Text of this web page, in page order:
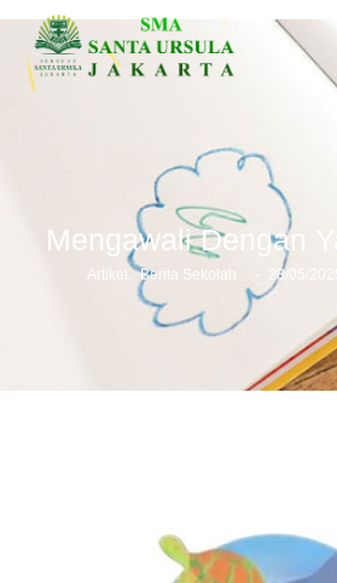
Mengawali Dengan
Artikel Berita Sekolah - 28/05/2025